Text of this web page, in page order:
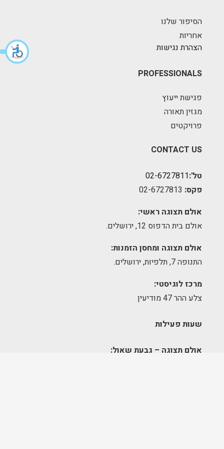
הסיפור שלנו
אחריות
הצהרת נגישות
PROFESSIONALS
פגישת ייעוץ
מגזין תאורה
פרויקטים
CONTACT US
טל':02-6727811
פקס:
אולם תצוגה ראשי:
אולם בית הדפוס 12, ירושלים.
אולם תצוגה ומחסן הזמנות:
התנופה 7, תלפיות, ירושלים.
מרכז לוגיסטי:
צלע ההר 47 מודיעין
שעות פעילות
אולם תצוגה – גבעת שאול: